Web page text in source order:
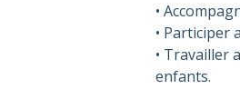
•
• Participer
• Travailler
enfants.